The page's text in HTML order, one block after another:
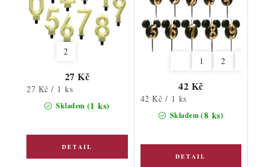
2
Skladem (1 ks)
27 Kč
Měrná
27 Kč / 1 ks
1 2
Skladem(8 ks)
42 Kč
Měrná
42 Kč / 1 ks